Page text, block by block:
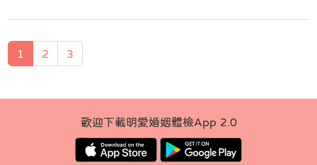
1 2 3
歡迎下載明愛婚姻體檢App 2.0